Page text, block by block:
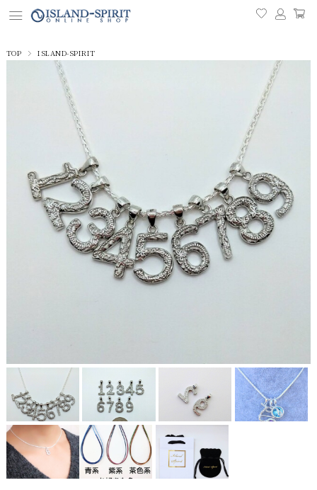
TOP ISLAND-SPIRIT